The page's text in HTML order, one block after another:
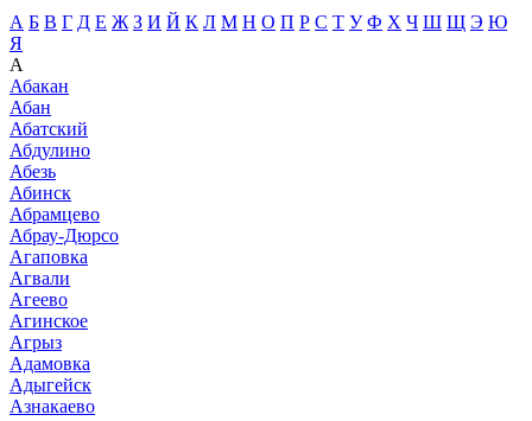
А Б В Г Д Е Ж З И Й К Л М Н О П Р С Т У Ф Х Ч Ш Щ Э Ю
Я
А
Абакан
Абан
Абатский
Абдулино
Абезь
Абинск
Абрамцево
Абрау-Дюрсо
Агаповка
Агвали
Агеево
Агинское
Агрыз
Адамовка
Адыгейск
Азнакаево